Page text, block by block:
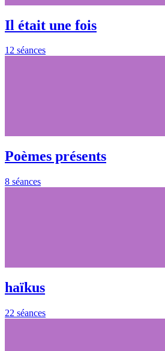
Il était une fois
12 séances
Poèmes présents
8 séances
haïkus
22 séances